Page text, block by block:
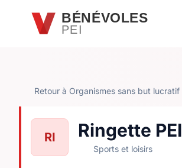
Passer au contenu principal
BÉNÉVOLES
PEI
Retour à Organismes sans but lucratif
RI Ringette PEI
Sports et loisirs